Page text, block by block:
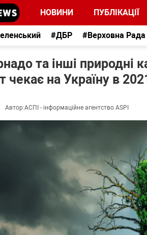
НОВИНИ ПУБЛІКАЦІЇ
#ДБР #Верховна Рада
та інші природні
чекає на Україну в
Автор:АСПІ - інформаційне агентство ASPI